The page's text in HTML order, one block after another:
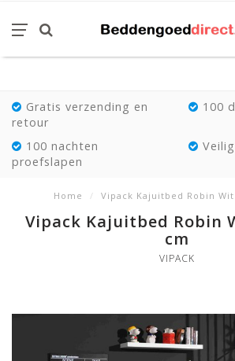
Gratis verzending en
retour
100
100 nachten
proefslapen
Home / Vipack Kajuitbed Robin Wit
Vipack Kajuitbed Robin
cm
VIPACK